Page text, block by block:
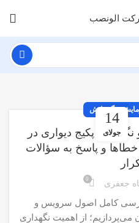
14
جولای
و گرمایش
پکیج دیواری در
و پاسخ به سؤالات
جعفری 0
کامل اصول سرویس و
می‌پردازیم؛ از اهمیت نگهداری